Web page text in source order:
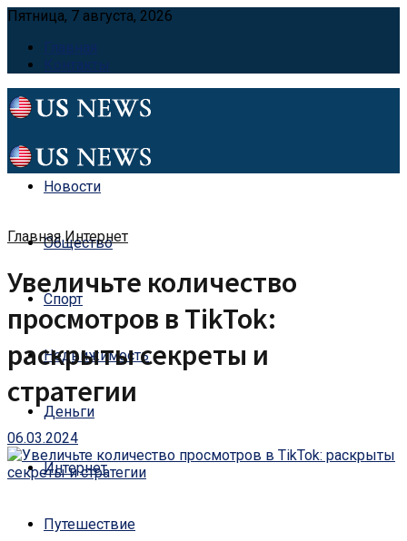
Пятница, 7 августа, 2026
Главная
Контакты
Новости
Общество
Спорт
Недвижимость
Деньги
Интернет
Путешествие
Главная Интернет
Увеличьте количество
просмотров в TikTok:
раскрыты секреты и
стратегии
06.03.2024